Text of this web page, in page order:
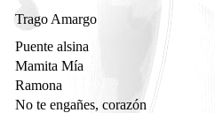
Trago Amargo
Puente alsina
Mamita Mía
Ramona
No te engañes, corazón